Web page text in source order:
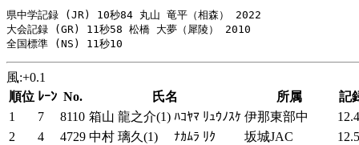
県中学記録 (JR) 10秒84 丸山 竜平（相森） 2022
大会記録 (GR) 11秒58 松橋 大夢（犀陵） 2010
風:+0.1
順位 ﾚｰﾝ No. 氏名 所属
記
1
7 8110 箱山 龍之介(1) ﾊｺﾔﾏ ﾘｭｳﾉｽｹ 伊那東部中
2
4 4729 中村 璃久(1) ﾅｶﾑﾗ ﾘｸ 坂城JAC